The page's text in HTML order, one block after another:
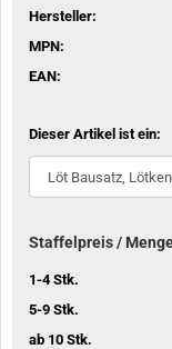
Hersteller:
MPN:
EAN:
Dieser Artikel ist ein:
Staffelpreis /
1-4 Stk.
5-9 Stk.
ab 10 Stk.